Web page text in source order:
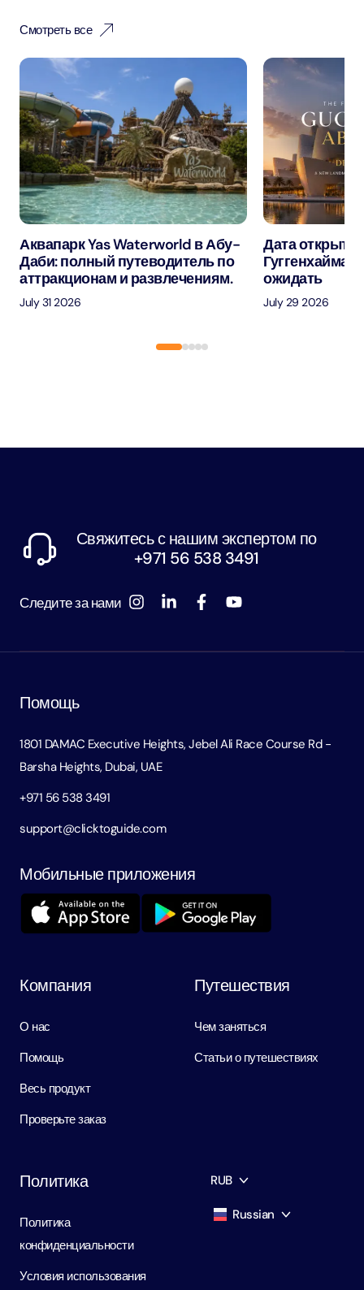
Смотреть все
Аквапарк Yas Waterworld в Абу-
Даби: полный путеводитель по
аттракционам и развлечениям.
July 31 2026
Дата
Гуггенхайма
ожидать
July 29 2026
Свяжитесь с нашим экспертом по
+971 56 538 3491
Следите за нами
Помощь
1801 DAMAC Executive Heights, Jebel Ali Race Course Rd -
Barsha Heights, Dubai, UAE
+971 56 538 3491
support@clicktoguide.com
Мобильные приложения
Компания
О нас
Помощь
Весь продукт
Проверьте заказ
Путешествия
Чем заняться
Статьи о путешествиях
Политика
Политика
конфиденциальности
Условия использования
RUB
Russian